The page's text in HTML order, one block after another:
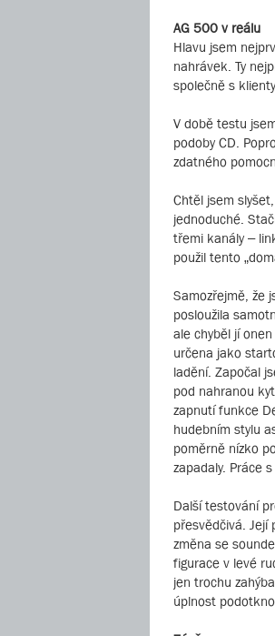
AG 500 v reálu
Hlavu jsem
nahrávek. Ty
společně s
V době testu
podoby CD.
zdatného
Chtěl jsem
jednoduché.
třemi kanály –
použil tento
Samozřejmě, že
posloužila
ale chyběl jí
určena jako
ladění. Započal
pod nahranou
zapnutí funkce
hudebním stylu
poměrně nízko
zapadaly. Práce
Další testování
přesvědčivá. Její
změna se
figurace v levé
jen trochu
úplnost